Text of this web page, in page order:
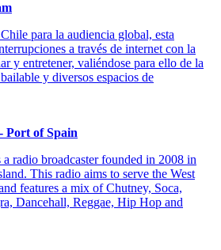
para la audiencia global, esta
a través de internet con la
y entretener, valiéndose para ello de la
y diversos espacios de
Port of Spain
radio broadcaster founded in 2008 in
This radio aims to serve the West
features a mix of Chutney, Soca,
Dancehall, Reggae, Hip Hop and